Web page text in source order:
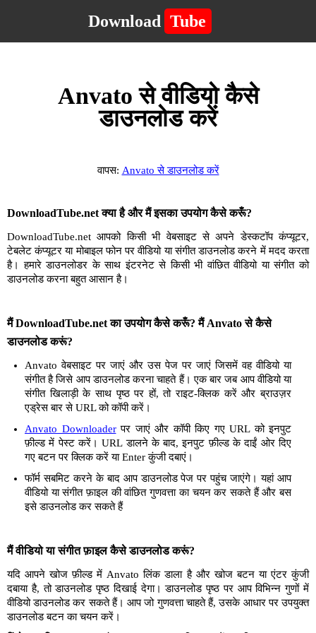
Download Tube
Anvato से वीडियो कैसे
डाउनलोड करें
वापस: Anvato से डाउनलोड करें
DownloadTube.net क्या है और मैं इसका उपयोग कैसे करूँ?
DownloadTube.net आपको किसी भी वेबसाइट से अपने डेस्कटॉप कंप्यूटर,
टेबलेट कंप्यूटर या मोबाइल फोन पर वीडियो या संगीत डाउनलोड करने में मदद करता
है। हमारे डाउनलोडर के साथ इंटरनेट से किसी भी वांछित वीडियो या संगीत को
डाउनलोड करना बहुत आसान है।
मैं DownloadTube.net का उपयोग कैसे करूँ? मैं Anvato से कैसे
डाउनलोड करूं?
Anvato वेबसाइट पर जाएं और उस पेज पर जाएं जिसमें वह वीडियो या
संगीत है जिसे आप डाउनलोड करना चाहते हैं। एक बार जब आप वीडियो या
संगीत खिलाड़ी के साथ पृष्ठ पर हों, तो राइट-क्लिक करें और ब्राउज़र
एड्रेस बार से URL को कॉपी करें।
Anvato Downloaderपर जाएं और कॉपी किए गए URL को इनपुट
फ़ील्ड में पेस्ट करें। URL डालने के बाद, इनपुट फ़ील्ड के दाईं ओर दिए
गए बटन पर क्लिक करें या Enter कुंजी दबाएं।
फॉर्म सबमिट करने के बाद आप डाउनलोड पेज पर पहुंच जाएंगे। यहां आप
वीडियो या संगीत फ़ाइल की वांछित गुणवत्ता का चयन कर सकते हैं और बस
इसे डाउनलोड कर सकते हैं
मैं वीडियो या संगीत फ़ाइल कैसे डाउनलोड करूं?
यदि आपने खोज फ़ील्ड में Anvato लिंक डाला है और खोज बटन या एंटर कुंजी
दबाया है, तो डाउनलोड पृष्ठ दिखाई देगा। डाउनलोड पृष्ठ पर आप विभिन्न गुणों में
वीडियो डाउनलोड कर सकते हैं। आप जो गुणवत्ता चाहते हैं, उसके आधार पर उपयुक्त
डाउनलोड बटन का चयन करें।